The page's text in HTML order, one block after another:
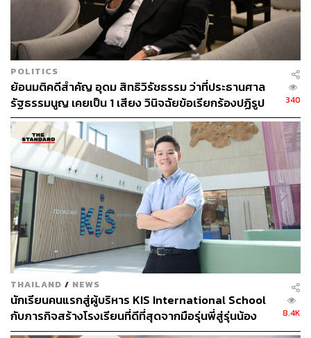
ขณะที่ ดร.ไกรยส ภัทราวาท ผู้จัดการกองทุนเพื่อความเสมอ
ภาคทางการศึกษา (กสศ.) กล่าวว่า โครงการเงินอุดหนุน
นักเรียนยากจนพิเศษแบบมีเงื่อนไข หรือทุนเสมอภาค เป็น
หนึ่งในมาตรการของรัฐบาลผ่านการทำงานของ กสศ. ความ
ก้าวหน้าสำคัญที่ผ่านมาตั้งแต่ในปีการศึกษา 2561 จนถึง
ปัจจุบัน จากภาพรวมของสถานการณ์ความเหลื่อมล้ำ
POLITICS
ย้อนมติคดีสำคัญ อุดม สิทธิวิรัชธรรม ว่าที่ประธานศาล
รัฐธรรมนูญ เคยเป็น 1 เสียง วินิจฉัยข้อเรียกร้องปฏิรูป
สถาบันฯ ไม่เข้าข่ายล้มล้าง
340
THAILAND / NEWS
นักเรียนคนแรกสู่ผู้บริหาร KIS International School
กับภารกิจสร้างโรงเรียนที่ดีที่สุดจากมือรุ่นพี่สู่รุ่นน้อง
[ADVERTORIAL]
8.4K